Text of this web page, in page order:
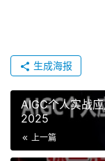
生成海报
AIGC个人实战
2025
上一篇